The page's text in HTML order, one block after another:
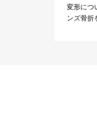
変形につ
ンズ骨折